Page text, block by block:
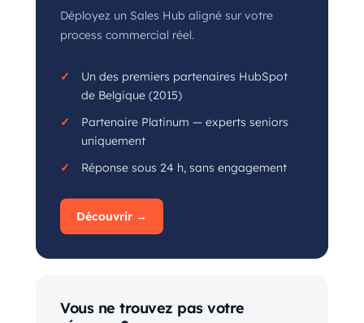
Déployez un Sales Hub aligné sur votre
process commercial réel.
Un des premiers partenaires HubSpot
de Belgique (2015)
Partenaire Platinum — experts seniors
uniquement
Réponse sous 24 h, sans engagement
Découvrir →
Vous ne trouvez pas votre